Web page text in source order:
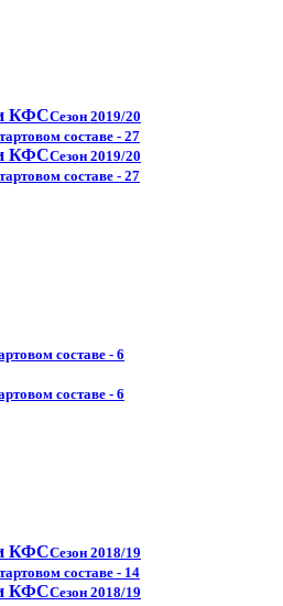
КФССезон 2019/20
составе - 27
КФССезон 2019/20
составе - 27
составе - 6
составе - 6
КФССезон 2018/19
составе - 14
КФССезон 2018/19